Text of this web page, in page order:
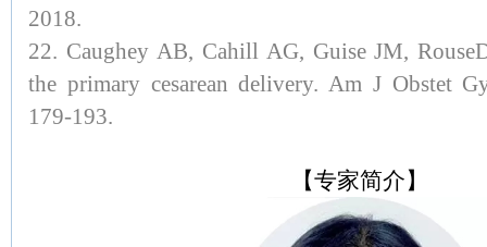
2018.
22. Caughey AB, Cahill AG, Guise JM,
the primary cesarean delivery. Am J Obstet
179-193.
【专家简介】